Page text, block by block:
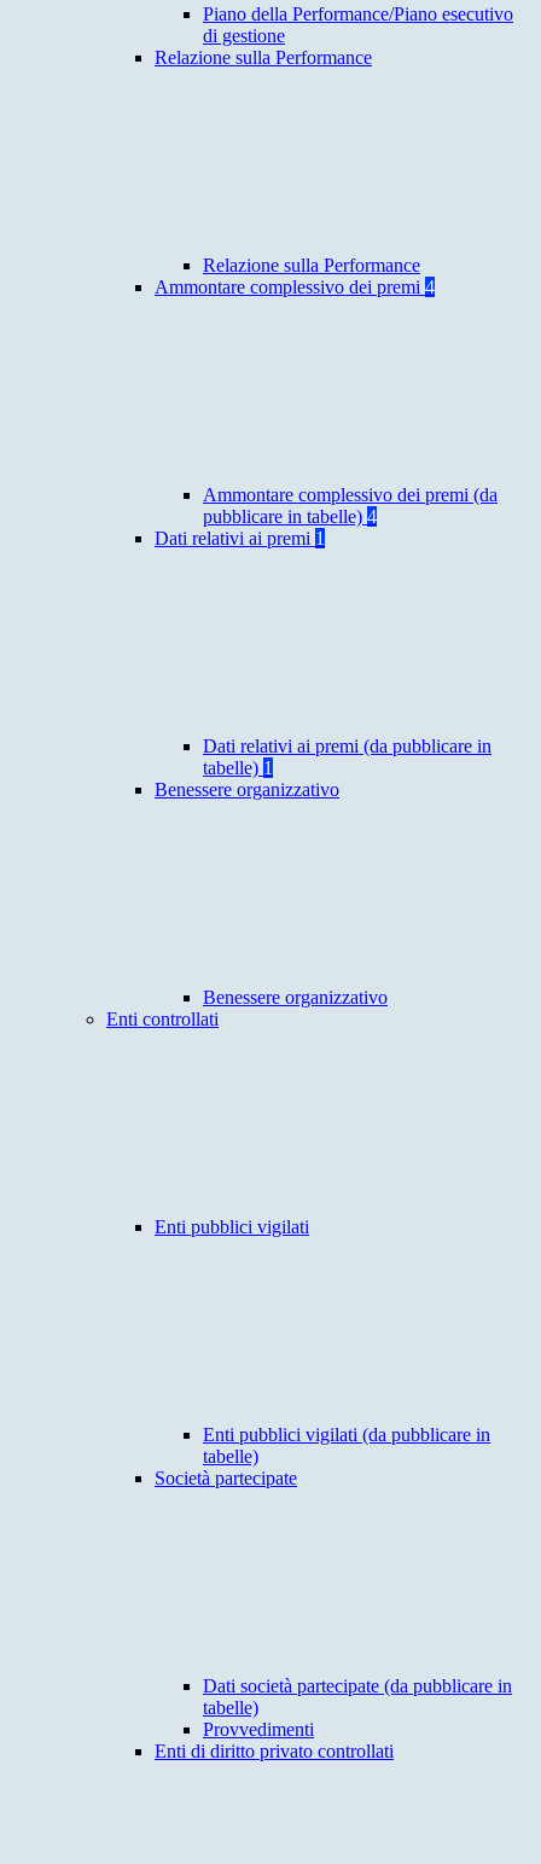
Piano della Performance/Piano esecutivo
di gestione
Relazione sulla Performance
Relazione sulla Performance
Ammontare complessivo dei premi 4
Ammontare complessivo dei premi (da
pubblicare in tabelle) 4
Dati relativi ai premi 1
Dati relativi ai premi (da pubblicare in
tabelle) 1
Benessere organizzativo
Benessere organizzativo
Enti controllati
Enti pubblici vigilati
Enti pubblici vigilati (da pubblicare in
tabelle)
Società partecipate
Dati società partecipate (da pubblicare in
tabelle)
Provvedimenti
Enti di diritto privato controllati